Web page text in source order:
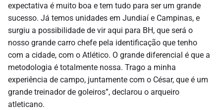
expectativa é muito boa e tem tudo para ser um grande
sucesso. Já temos unidades em Jundiaí e Campinas, e
surgiu a possibilidade de vir aqui para BH, que será o
nosso grande carro chefe pela identificação que tenho
com a cidade, com o Atlético. O grande diferencial é que a
metodologia é totalmente nossa. Trago a minha
experiência de campo, juntamente com o César, que é um
grande treinador de goleiros”, declarou o arqueiro
atleticano.